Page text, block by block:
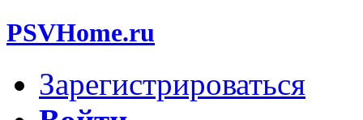
PSVHome.ru
Зарегистрироваться